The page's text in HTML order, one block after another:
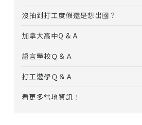
沒抽到打工度假還是想出國？
加拿大高中Q & A
語言學校Ｑ＆Ａ
打工遊學Ｑ＆Ａ
看更多當地資訊！